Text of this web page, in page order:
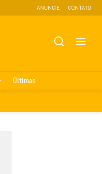
ANUNCIE CONTATO
Últimas